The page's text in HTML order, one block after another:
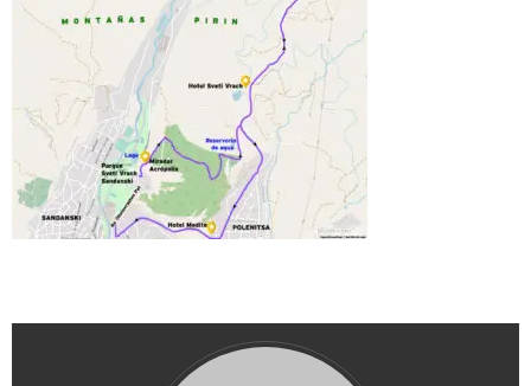
nuevos destinos
Tour de Francia 2019: mucha montaña, homenaje a
Eddy Merckx y la ausencia de Chris Froome
Bulgaria y Turquía compiten por albergar la nueva
planta industrial de Volkswagen
¿Cuántas ciudades rusas pueden caber en el
territorio de Moscú al comparar su población?
Turkish Airlines se trasladó al nuevo aeropuerto de
Estambul
Aeroflot traslada sus vuelos internacionales a la